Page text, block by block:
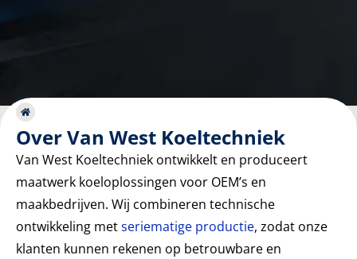
Over Van West Koeltechniek
Van West Koeltechniek ontwikkelt en produceert
maatwerk koeloplossingen voor OEM’s en
maakbedrijven. Wij combineren technische
ontwikkeling metseriematige productie, zodat onze
klanten kunnen rekenen op betrouwbare en